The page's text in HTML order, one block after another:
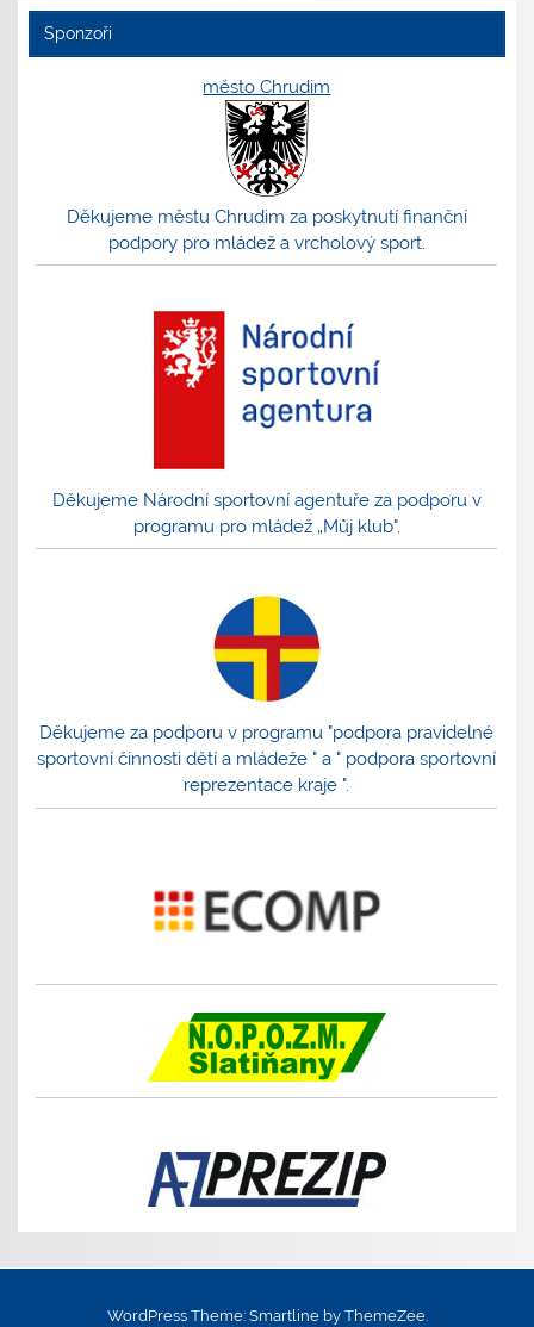
Sponzoři
město Chrudim
Děkujeme městu Chrudim za poskytnutí finanční
podpory pro mládež a vrcholový sport.
Děkujeme Národní sportovní agentuře za podporu v
programu pro mládež „Můj klub".
Děkujeme za podporu v programu "podpora pravidelné
sportovní činnosti dětí a mládeže " a " podpora sportovní
reprezentace kraje ".
WordPress Theme: Smartline by ThemeZee.